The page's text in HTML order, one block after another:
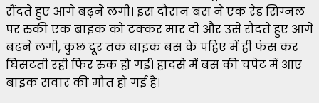
रौंदते हुए आगे बढ़ने लगी। इस दौरान बस ने एक रेड सिग्नल
पर रुकी एक बाइक को टक्कर मार दी और उसे रौंदते हुए आगे
बढ़ने लगी, कुछ दूर तक बाइक बस के पहिए में ही फंस कर
घिसटती रही फिर रुक हो गई। हादसे में बस की चपेट में आए
बाइक सवार की मौत हो गई है।